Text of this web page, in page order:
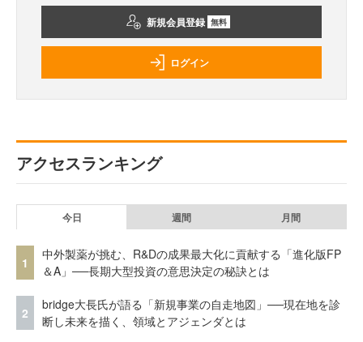
新規会員登録 無料
ログイン
アクセスランキング
今日 週間 月間
1
中外製薬が挑む、R&Dの成果最大化に貢献する「進化版FP
＆A」──長期大型投資の意思決定の秘訣とは
2
bridge大長氏が語る「新規事業の自走地図」──現在地を診
断し未来を描く、領域とアジェンダとは